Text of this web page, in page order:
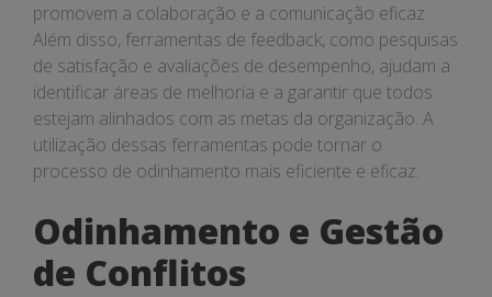
promovem a colaboração e a comunicação eficaz.
Além disso, ferramentas de feedback, como pesquisas
de satisfação e avaliações de desempenho, ajudam a
identificar áreas de melhoria e a garantir que todos
estejam alinhados com as metas da organização. A
utilização dessas ferramentas pode tornar o
processo de odinhamento mais eficiente e eficaz.
Odinhamento e Gestão
de Conflitos